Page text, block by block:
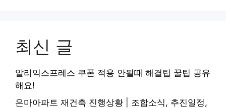
최신 글
알리익스프레스 쿠폰 적용 안될때 해결팁 꿀팁 공유
해요!
은마아파트 재건축 진행상황 | 조합소식, 추진일정,